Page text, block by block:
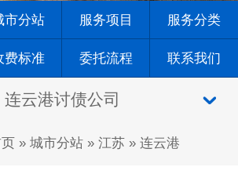
市分站 服务项目 服务分类
费标准 委托流程 联系我们
连云港讨债公司
» 城市分站 » 江苏 » 连云港